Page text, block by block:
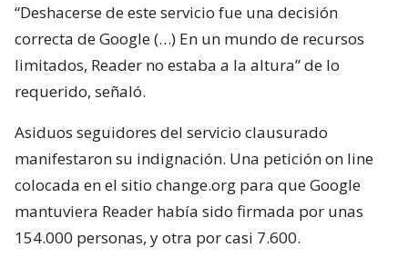
“Deshacerse de este servicio fue una decisión
correcta de Google (…) En un mundo de recursos
limitados, Reader no estaba a la altura” de lo
requerido, señaló.
Asiduos seguidores del servicio clausurado
manifestaron su indignación. Una petición on line
colocada en el sitio change.org para que Google
mantuviera Reader había sido firmada por unas
154.000 personas, y otra por casi 7.600.